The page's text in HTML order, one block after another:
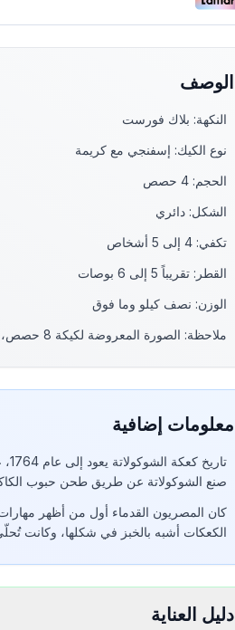
الوصف
النكهة: بلاك فورست
نوع الكيك: إسفنجي مع كريمة
الحجم: 4 حصص
الشكل: دائري
تكفي: 4 إلى 5 أشخاص
القطر: تقريباً 5 إلى 6 بوصات
الوزن: نصف كيلو وما فوق
ملاحظة: الصورة المعروضة لكيكة 8 حصص، كيكة 4 حصص ستكون أصغر حجماً.
معلومات إضافية
صنع الشوكولاتة عن طريق طحن حبوب
كان المصريون القدماء أول من أظهر
الكعكات أشبه بالخبز في شكلها، وكانت
دليل العناية